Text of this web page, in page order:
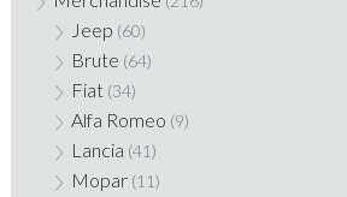
Jeep (60)
Brute (64)
Fiat (34)
Alfa Romeo (9)
Lancia (41)
Mopar (11)